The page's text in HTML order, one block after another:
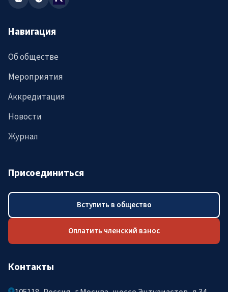
Навигация
Об обществе
Мероприятия
Аккредитация
Новости
Журнал
Присоединиться
Вступить в общество
Оплатить членский взнос
Контакты